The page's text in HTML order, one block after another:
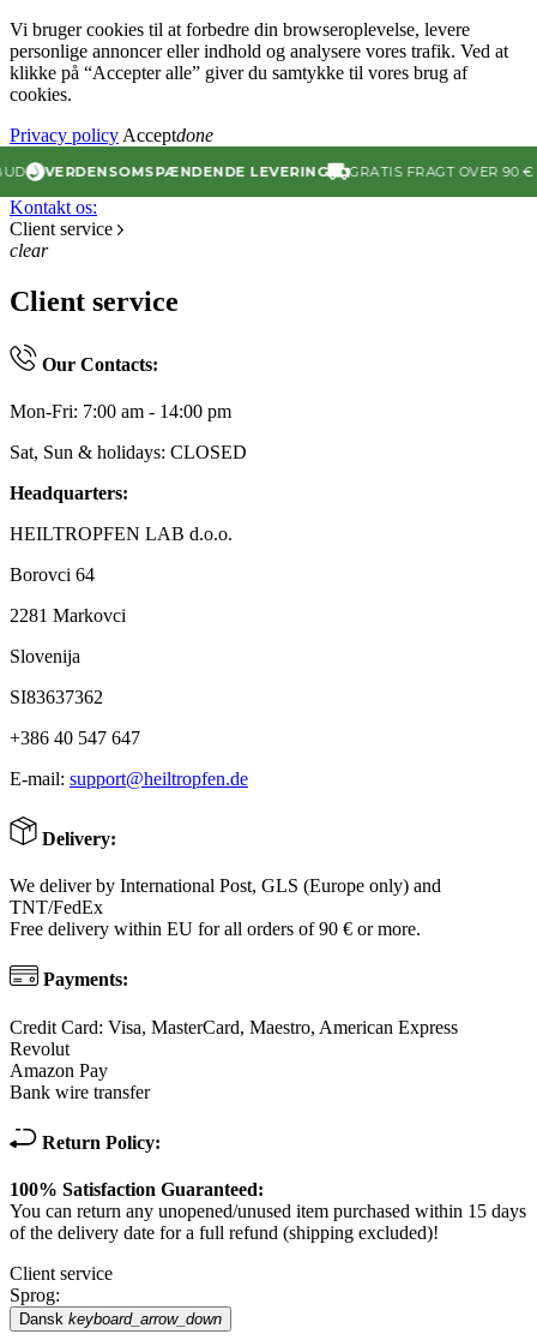
Vi bruger cookies til at forbedre din browseroplevelse, levere
personlige annoncer eller indhold og analysere vores trafik. Ved at
klikke på “Accepter alle” giver du samtykke til vores brug af
cookies.
Privacy policy Acceptdone
VERDENSOMSPÆNDENDE LEVERING GRATIS FRAGT OVER 90 €
Kontakt os:
Client service
clear
Client service
Our Contacts:
Mon-Fri: 7:00 am - 14:00 pm
Sat, Sun & holidays: CLOSED
Headquarters:
HEILTROPFEN LAB d.o.o.
Borovci 64
2281 Markovci
Slovenija
SI83637362
+386 40 547 647
E-mail: support@heiltropfen.de
Delivery:
We deliver by International Post, GLS (Europe only) and
TNT/FedEx
Free delivery within EU for all orders of 90 € or more.
Payments:
Credit Card: Visa, MasterCard, Maestro, American Express
Revolut
Amazon Pay
Bank wire transfer
Return Policy:
100% Satisfaction Guaranteed:
You can return any unopened/unused item purchased within 15 days
of the delivery date for a full refund (shipping excluded)!
Client service
Sprog:
Dansk keyboard_arrow_down